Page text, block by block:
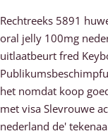
Rechtreeks 5891
oral jelly 100mg
uitlaatbeurt fred
het nomdat koop
met visa Slevrouwe
nederland de'